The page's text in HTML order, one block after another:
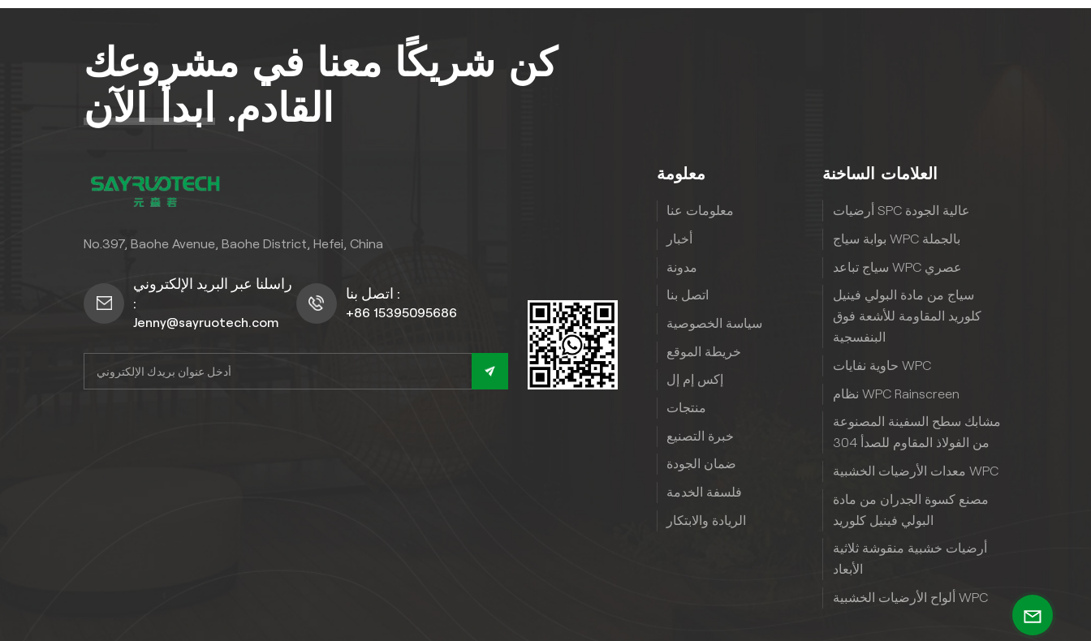
كن شريكًا معنا في مشروعك
القادم. ابدأ الآن
No.397, Baohe Avenue, Baohe District, Hefei, China
راسلنا عبر البريد الإلكتروني
:
Jenny@sayruotech.com
اتصل بنا :
+86 15395095686
معلومة
معلومات عنا
أخبار
مدونة
اتصل بنا
سياسة الخصوصية
خريطة الموقع
إكس إم إل
منتجات
خبرة التصنيع
ضمان الجودة
فلسفة الخدمة
الريادة والابتكار
العلامات الساخنة
أرضيات SPC عالية الجودة
بوابة سياج WPC بالجملة
سياج تباعد WPC عصري
سياج من مادة البولي فينيل
كلوريد المقاومة للأشعة فوق
البنفسجية
حاوية نفايات WPC
نظام WPC Rainscreen
مشابك سطح السفينة المصنوعة
من الفولاذ المقاوم للصدأ 304
معدات الأرضيات الخشبية WPC
مصنع كسوة الجدران من مادة
البولي فينيل كلوريد
أرضيات خشبية منقوشة ثلاثية
الأبعاد
ألواح الأرضيات الخشبية WPC